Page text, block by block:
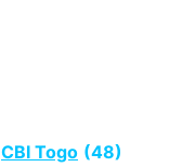
CBI Togo (48)